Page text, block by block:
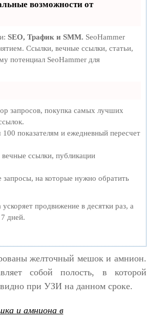
возможности от
SEO, Трафик и SMM. SeoHammer
Ссылки, вечные ссылки, статьи,
потенциал SeoHammer для
запросов, покупка самых лучших
показателям и ежедневный пересчет
ссылки, публикации
на которые нужно обратить
ускоряет продвижение в десятки раз, а
дней.
желточный мешок и амнион.
собой полость, в которой
при УЗИ на данном сроке.